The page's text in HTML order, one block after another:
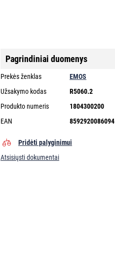
Pagrindiniai duomenys
Prekės ženklas
EMOS
Užsakymo kodas
R5060.2
Produkto numeris
1804300200
EAN
8592920086094
Pridėti palyginimui
Atsisiųsti dokumentai